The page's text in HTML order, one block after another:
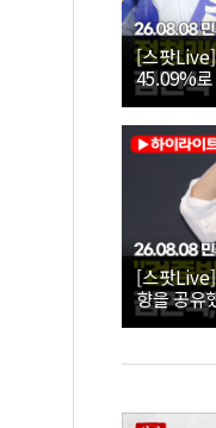
[스팟Live]
45.09%
26.08.08
보 인천
[스팟Live]
향을 공유
26.08.08